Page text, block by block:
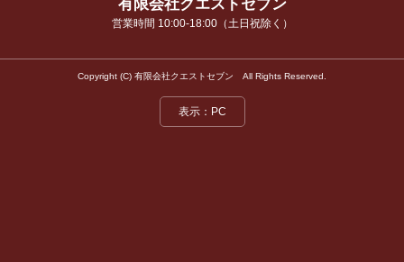
有限会社クエストセブン
営業時間 10:00-18:00（土日祝除く）
Copyright (C) 有限会社クエストセブン All Rights Reserved.
表示：PC